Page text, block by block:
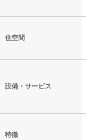
住空間
設備・サービス
特徴